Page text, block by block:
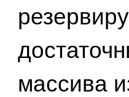
массива